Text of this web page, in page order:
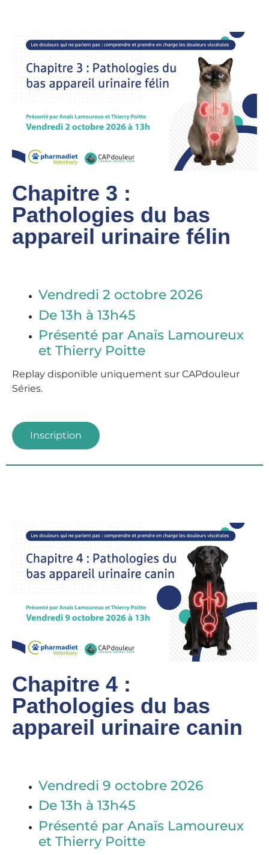
Chapitre 3 :
Pathologies du bas
appareil urinaire félin
Vendredi 2 octobre 2026
De 13h à 13h45
Présenté par Anaïs Lamoureux
et Thierry Poitte
Replay disponible uniquement sur CAPdouleur
Séries.
Inscription
Chapitre 4 :
Pathologies du bas
appareil urinaire canin
Vendredi 9 octobre 2026
De 13h à 13h45
Présenté par Anaïs Lamoureux
et Thierry Poitte